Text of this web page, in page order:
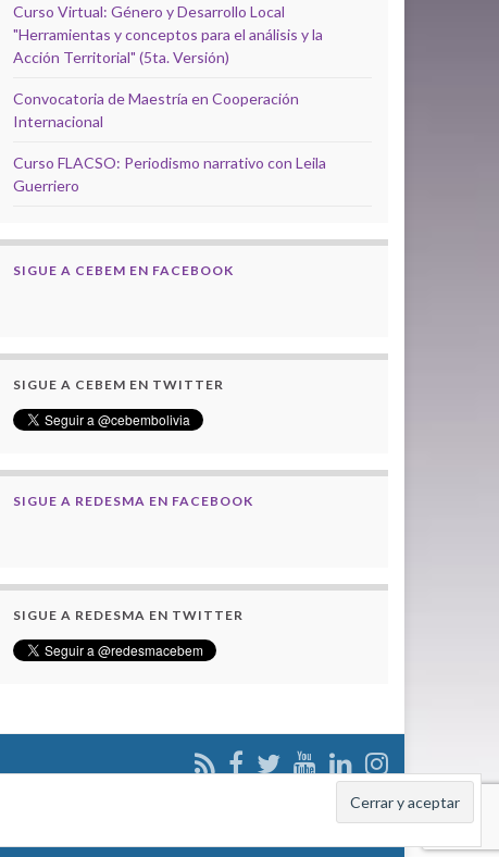
Curso Virtual: Género y Desarrollo Local
"Herramientas y conceptos para el análisis y la
Acción Territorial" (5ta. Versión)
Convocatoria de Maestría en Cooperación
Internacional
Curso FLACSO: Periodismo narrativo con Leila
Guerriero
SIGUE A CEBEM EN FACEBOOK
SIGUE A CEBEM EN TWITTER
SIGUE A REDESMA EN FACEBOOK
SIGUE A REDESMA EN TWITTER